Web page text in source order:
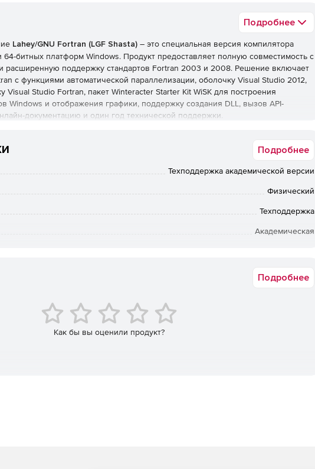
Подробнее
Lahey/GNU Fortran (LGF Shasta) – это специальная версия компилятора
битных платформ Windows. Продукт предоставляет полную совместимость с
расширенную поддержку стандартов Fortran 2003 и 2008. Решение включает
с функциями автоматической параллелизации, оболочку Visual Studio 2012,
Studio Fortran, пакет Winteracter Starter Kit WiSK для построения
Windows и отображения графики, поддержку создания DLL, вызов API-
документацию и один год технической поддержки.
GNU Fortran входит инструмент анализа покрытия, который выявляет
и дополнительный GCC C-компилятор. Lahey/GNU Fortran поддерживает
новые оптимизации для достижения высокой производительности на
и C в исполняемом коде, а также подключаться к рутинным C/C++-
полная реализации стандарта ANSI/ISO Fortran, предоставляющая поддержку
Подробнее
Техподдержка академической версии
Физический
Техподдержка
Академическая
вопросам приобретения предыдущих коробочных версий обращайтесь к
менеджерам Softline.
Подробнее
Как бы вы оценили продукт?